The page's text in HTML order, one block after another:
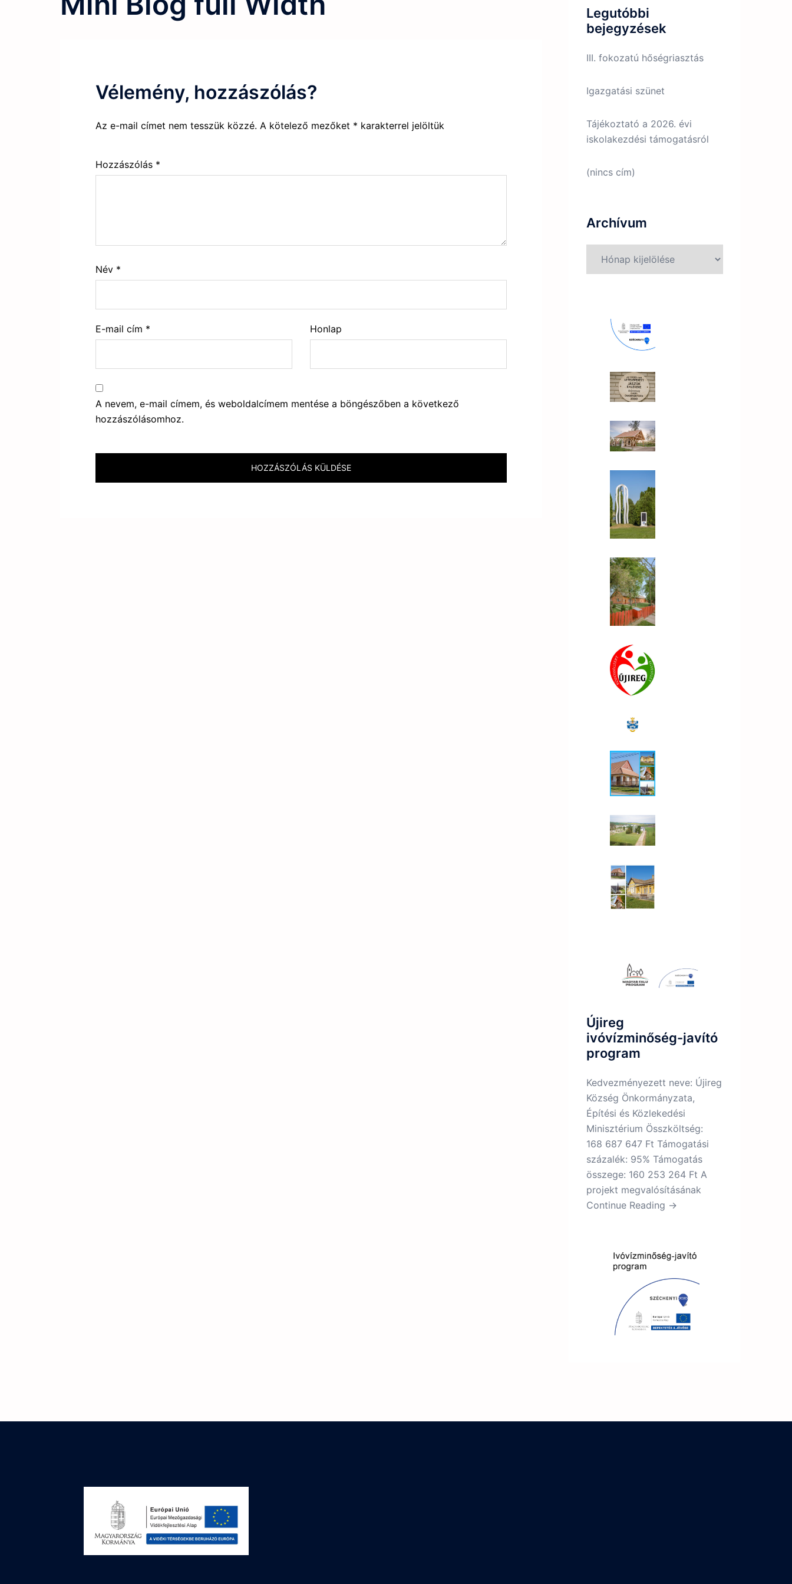
Vélemény, hozzászólás?
Az e-mail címet nem tesszük közzé. A kötelező mezőket * karakterrel jelöltük
Hozzászólás *
Név *
E-mail cím * Honlap
A nevem, e-mail címem, és weboldalcímem mentése a böngészőben a következő
hozzászólásomhoz.
Legutóbbi
bejegyzések
III. fokozatú hőségriasztás
Igazgatási szünet
Tájékoztató a 2026. évi
iskolakezdési támogatásról
(nincs cím)
Archívum
Újireg
ivóvízminőség-javító
program
Kedvezményezett neve: Újireg
Község Önkormányzata,
Építési és Közlekedési
Minisztérium Összköltség:
168 687 647 Ft Támogatási
százalék: 95% Támogatás
összege: 160 253 264 Ft A
projekt megvalósításának
Continue Reading →